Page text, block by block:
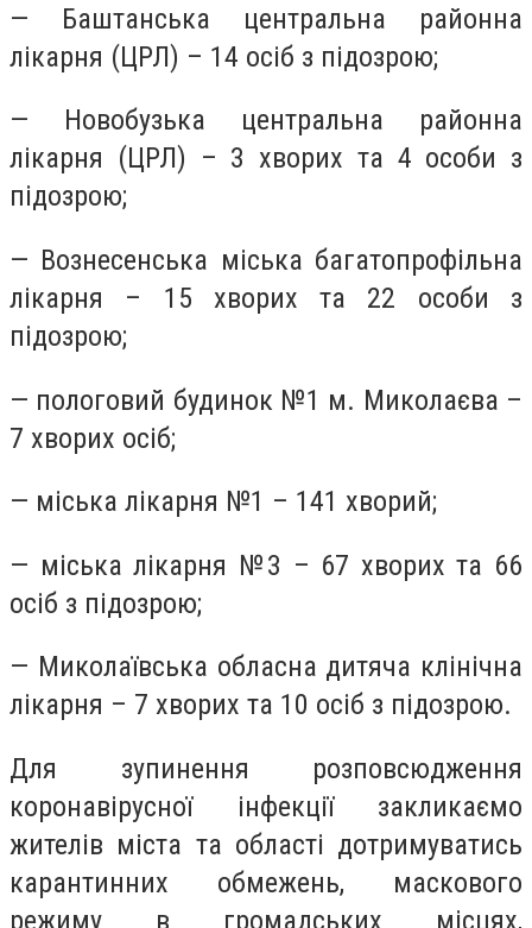
— Баштанська центральна районна
лікарня (ЦРЛ) – 14 осіб з підозрою;
— Новобузька центральна районна
лікарня (ЦРЛ) – 3 хворих та 4 особи з
підозрою;
— Вознесенська міська багатопрофільна
лікарня – 15 хворих та 22 особи з
підозрою;
— пологовий будинок №1 м. Миколаєва –
7 хворих осіб;
— міська лікарня №1 – 141 хворий;
— міська лікарня №3 – 67 хворих та 66
осіб з підозрою;
— Миколаївська обласна дитяча клінічна
лікарня – 7 хворих та 10 осіб з підозрою.
Для зупинення розповсюдження
коронавірусної інфекції закликаємо
жителів міста та області дотримуватись
карантинних обмежень, маскового
режиму в громадських місцях,